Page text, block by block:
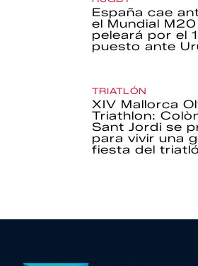
España cae
el Mundial
peleará por el
puesto ante
TRIATLÓN
XIV Mallorca
Triathlon:
Sant Jordi se
para vivir una
fiesta del